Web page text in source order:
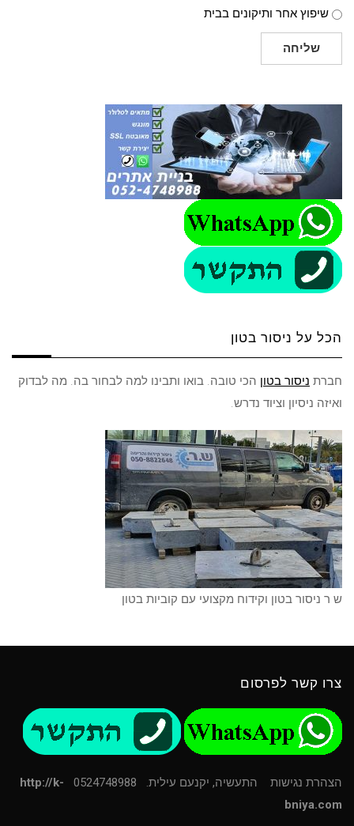
שיפוץ אחר ותיקונים בבית
שליחה
הכל על ניסור בטון
חברת ניסור בטון הכי טובה. בואו ותבינו למה לבחור בה. מה לבדוק
ואיזה ניסיון וציוד נדרש.
ש ר ניסור בטון וקידוח מקצועי עם קוביות בטון
צרו קשר לפרסום
הצהרת נגישות התעשיה, יקנעם עילית. 0524748988
http://k-
bniya.com